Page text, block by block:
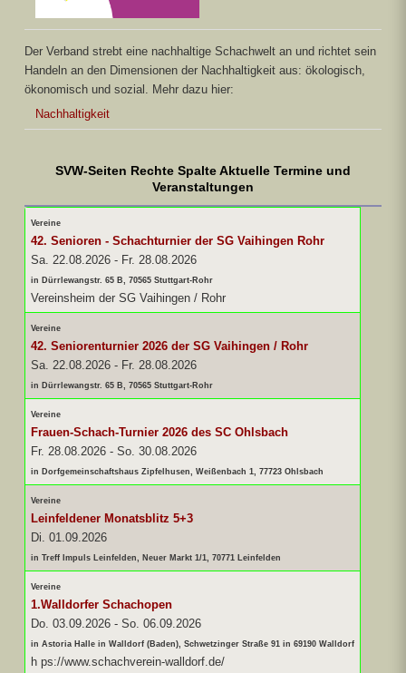
Der Verband strebt eine nachhaltige Schachwelt an und richtet sein
Handeln an den Dimensionen der Nachhaltigkeit aus: ökologisch,
ökonomisch und sozial. Mehr dazu hier:
Nachhaltigkeit
SVW-Seiten Rechte Spalte Aktuelle Termine und
Veranstaltungen
Vereine
42. Senioren - Schachturnier der SG Vaihingen Rohr
Sa. 22.08.2026 - Fr. 28.08.2026
in Dürrlewangstr. 65 B, 70565 Stuttgart-Rohr
Vereinsheim der SG Vaihingen / Rohr
Vereine
42. Seniorenturnier 2026 der SG Vaihingen / Rohr
Sa. 22.08.2026 - Fr. 28.08.2026
in Dürrlewangstr. 65 B, 70565 Stuttgart-Rohr
Vereine
Frauen-Schach-Turnier 2026 des SC Ohlsbach
Fr. 28.08.2026 - So. 30.08.2026
in Dorfgemeinschaftshaus Zipfelhusen, Weißenbach 1, 77723 Ohlsbach
Vereine
Leinfeldener Monatsblitz 5+3
Di. 01.09.2026
in Treff Impuls Leinfelden, Neuer Markt 1/1, 70771 Leinfelden
Vereine
1.Walldorfer Schachopen
Do. 03.09.2026 - So. 06.09.2026
in Astoria Halle in Walldorf (Baden), Schwetzinger Straße 91 in 69190 Walldorf
h ps://www.schachverein-walldorf.de/